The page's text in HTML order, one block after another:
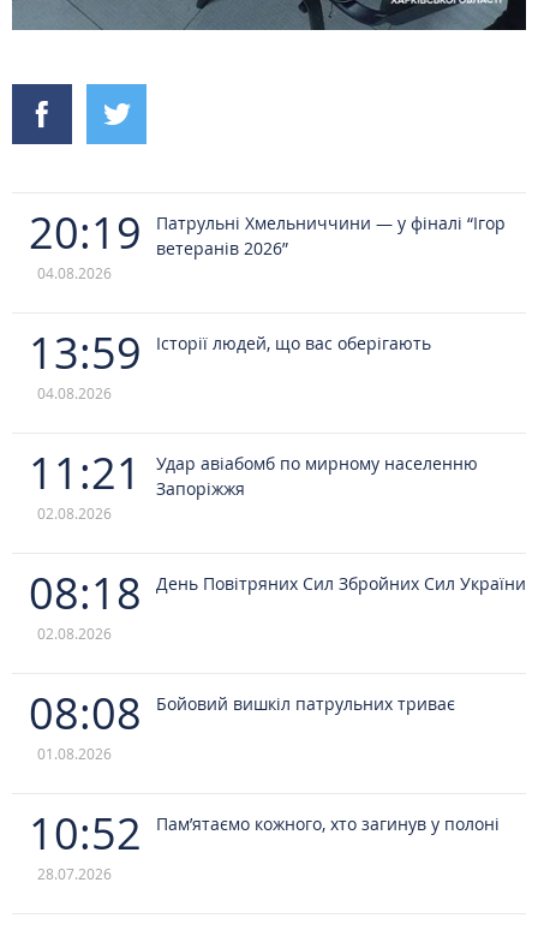
20:19
04.08.2026
Патрульні Хмельниччини — у фіналі “Ігор
ветеранів 2026”
13:59
04.08.2026
Історії людей, що вас оберігають
11:21
02.08.2026
Удар авіабомб по мирному населенню
Запоріжжя
08:18
02.08.2026
День Повітряних Сил Збройних Сил України
08:08
01.08.2026
Бойовий вишкіл патрульних триває
10:52
28.07.2026
Пам’ятаємо кожного, хто загинув у полоні